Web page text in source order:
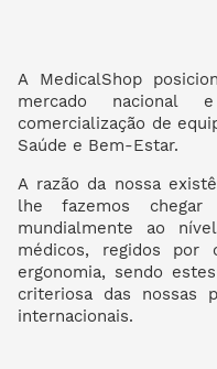
A MedicalShop
mercado nacional
comercialização de
Saúde e Bem-Estar.
A razão da nossa
lhe fazemos
mundialmente ao
médicos, regidos por
ergonomia, sendo
criteriosa das nossas
internacionais.